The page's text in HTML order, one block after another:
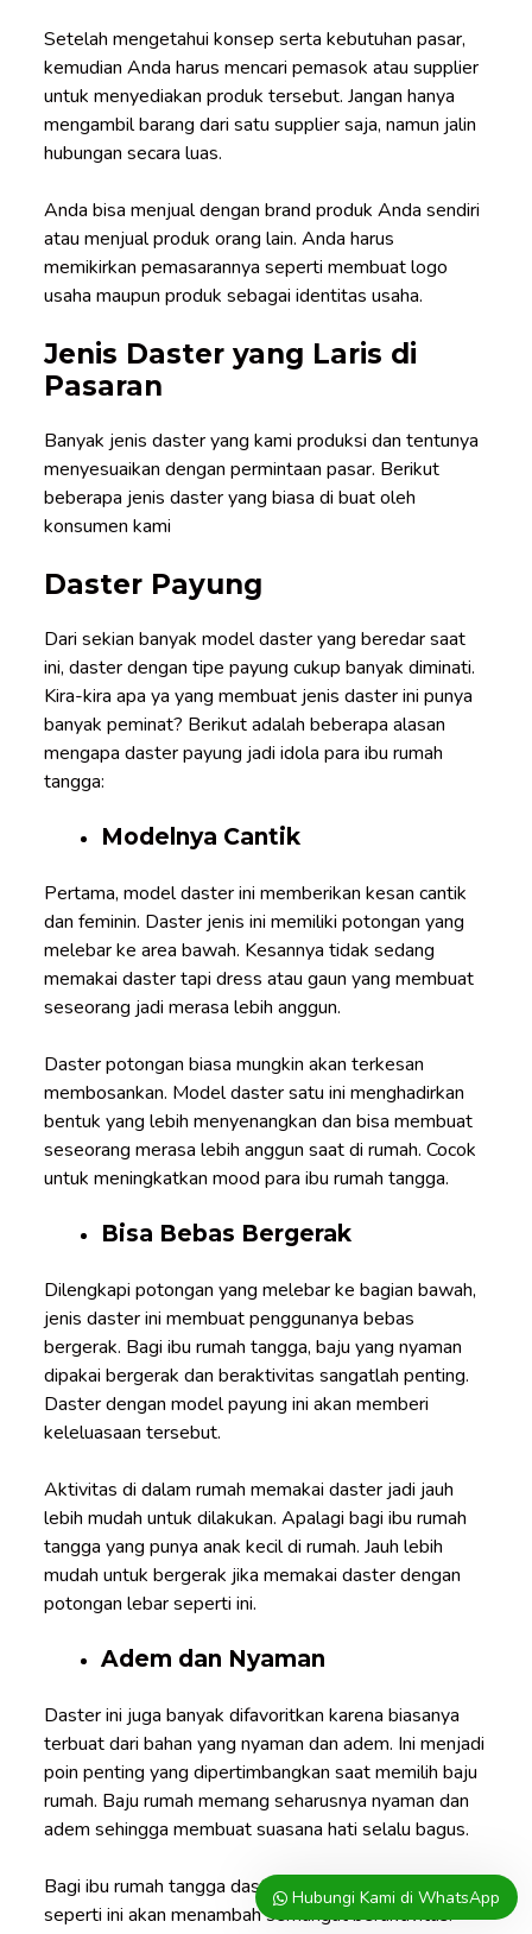
Setelah mengetahui konsep serta kebutuhan pasar,
kemudian Anda harus mencari pemasok atau supplier
untuk menyediakan produk tersebut. Jangan hanya
mengambil barang dari satu supplier saja, namun jalin
hubungan secara luas.
Anda bisa menjual dengan brand produk Anda sendiri
atau menjual produk orang lain. Anda harus
memikirkan pemasarannya seperti membuatlogo
usaha maupun produk sebagai identitas usaha.
Jenis Daster yang Laris di
Pasaran
Banyak jenis daster yang kami produksi dan tentunya
menyesuaikan dengan permintaan pasar. Berikut
beberapa jenis daster yang biasa di buat oleh
konsumen kami
Daster Payung
Dari sekian banyak model daster yang beredar saat
ini, daster dengan tipe payung cukup banyak diminati.
Kira-kira apa ya yang membuat jenis daster ini punya
banyak peminat? Berikut adalah beberapa alasan
mengapa daster payung jadi idola para ibu rumah
tangga:
Modelnya Cantik
Pertama, model daster ini memberikan kesan cantik
dan feminin. Daster jenis ini memiliki potongan yang
melebar ke area bawah. Kesannya tidak sedang
memakai daster tapi dress atau gaun yang membuat
seseorang jadi merasa lebih anggun.
Daster potongan biasa mungkin akan terkesan
membosankan. Model daster satu ini menghadirkan
bentuk yang lebih menyenangkan dan bisa membuat
seseorang merasa lebih anggun saat di rumah. Cocok
untuk meningkatkan mood para ibu rumah tangga.
Bisa Bebas Bergerak
Dilengkapi potongan yang melebar ke bagian bawah,
jenis daster ini membuat penggunanya bebas
bergerak. Bagi ibu rumah tangga, baju yang nyaman
dipakai bergerak dan beraktivitas sangatlah penting.
Daster dengan model payung ini akan memberi
keleluasaan tersebut.
Aktivitas di dalam rumah memakai daster jadi jauh
lebih mudah untuk dilakukan. Apalagi bagi ibu rumah
tangga yang punya anak kecil di rumah. Jauh lebih
mudah untuk bergerak jika memakai daster dengan
potongan lebar seperti ini.
Adem dan Nyaman
Daster ini juga banyak difavoritkan karena biasanya
terbuat dari bahan yang nyaman dan adem. Ini menjadi
poin penting yang dipertimbangkan saat memilih baju
rumah. Baju rumah memang seharusnya nyaman dan
adem sehingga membuat suasana hati selalu bagus.
Bagi ibu rumah tangga daster yang adem dan nyaman
seperti ini akan menambah semangat beraktivitas.
Hubungi Kami di WhatsApp